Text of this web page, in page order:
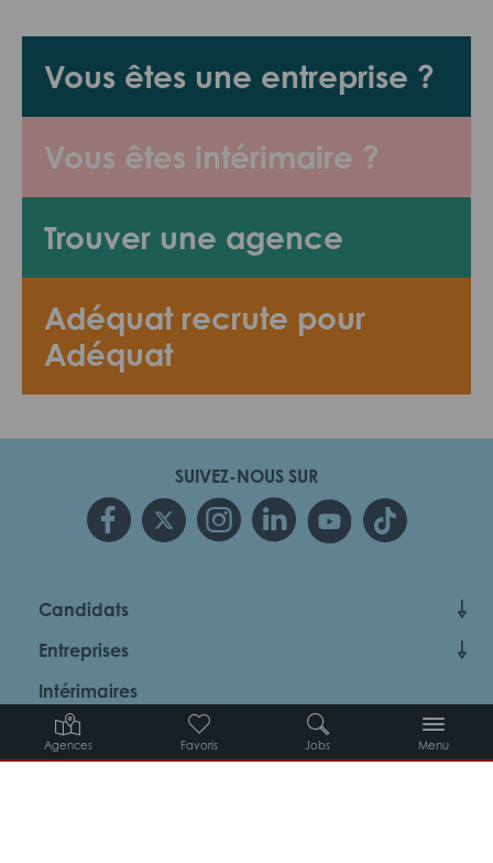
Agences Favoris Jobs Menu
Vous êtes une entreprise ?
Vous êtes intérimaire ?
Trouver une agence
Adéquat recrute pour
Adéquat
SUIVEZ-NOUS SUR
Candidats
Entreprises
Intérimaires
À propos d’Adéquat